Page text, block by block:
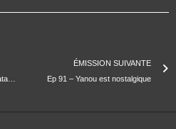
ÉMISSION SUIVANTE
Ep 91 – Yanou est nostalgique